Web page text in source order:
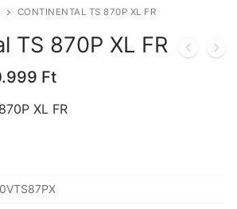
CONTINENTAL TS 870P XL FR
TS 870P XL FR
FtCurrent
is:
XL FR